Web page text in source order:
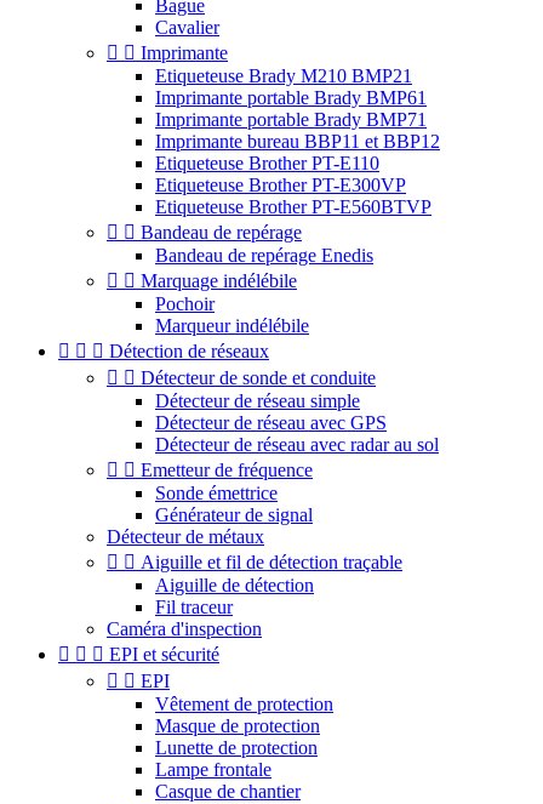
Bague
Cavalier
  Imprimante
Etiqueteuse Brady M210 BMP21
Imprimante portable Brady BMP61
Imprimante portable Brady BMP71
Imprimante bureau BBP11 et BBP12
Etiqueteuse Brother PT-E110
Etiqueteuse Brother PT-E300VP
Etiqueteuse Brother PT-E560BTVP
  Bandeau de repérage
Bandeau de repérage Enedis
  Marquage indélébile
Pochoir
Marqueur indélébile
   Détection de réseaux
  Détecteur de sonde et conduite
Détecteur de réseau simple
Détecteur de réseau avec GPS
Détecteur de réseau avec radar au sol
  Emetteur de fréquence
Sonde émettrice
Générateur de signal
Détecteur de métaux
  Aiguille et fil de détection traçable
Aiguille de détection
Fil traceur
Caméra d'inspection
   EPI et sécurité
  EPI
Vêtement de protection
Masque de protection
Lunette de protection
Lampe frontale
Casque de chantier